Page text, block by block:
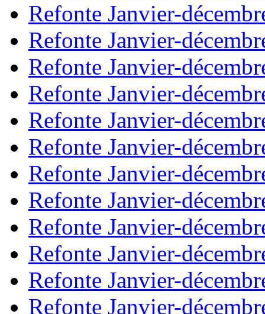
Refonte Janvier-
Refonte Janvier-
Refonte Janvier-
Refonte Janvier-
Refonte Janvier-
Refonte Janvier-
Refonte Janvier-
Refonte Janvier-
Refonte Janvier-
Refonte Janvier-
Refonte Janvier-
Refonte Janvier-